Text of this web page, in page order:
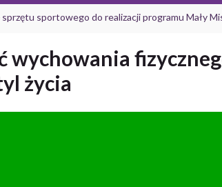
sportowego do realizacji programu Mały
wychowania
życia